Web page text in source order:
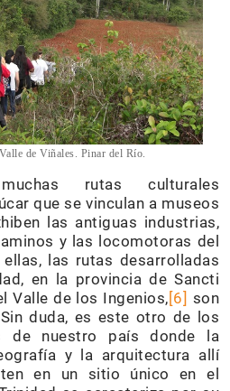
de Viñales. Pinar del Río.
rutas culturales
que se vinculan a museos
las antiguas industrias,
y las locomotoras del
las rutas desarrolladas
en la provincia de Sancti
Valle de los Ingenios, [6] son
duda, es este otro de los
de nuestro país donde la
y la arquitectura allí
en un sitio único en el